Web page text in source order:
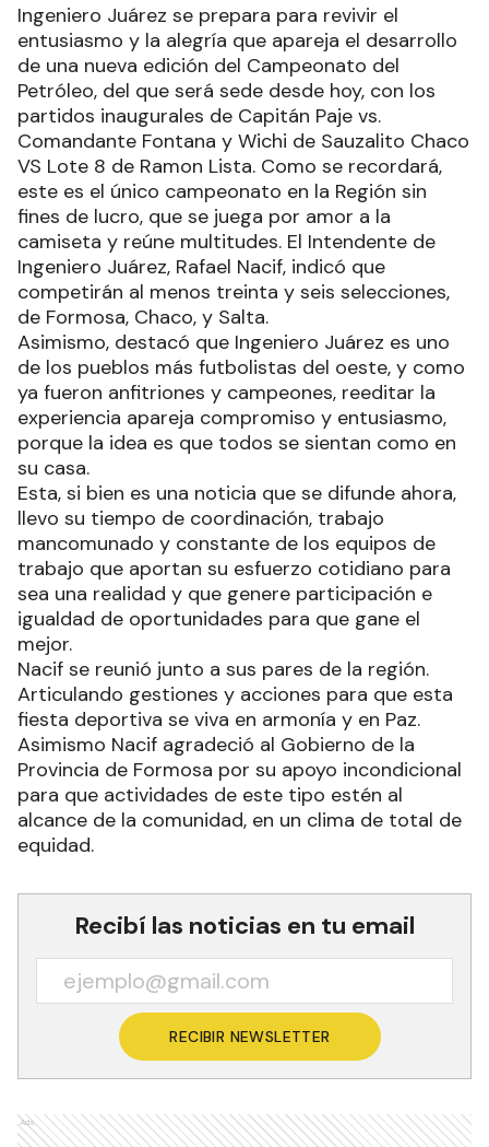
Ingeniero Juárez se prepara para revivir el
entusiasmo y la alegría que apareja el desarrollo
de una nueva edición del Campeonato del
Petróleo, del que será sede desde hoy, con los
partidos inaugurales de Capitán Paje vs.
Comandante Fontana y Wichi de Sauzalito Chaco
VS Lote 8 de Ramon Lista. Como se recordará,
este es el único campeonato en la Región sin
fines de lucro, que se juega por amor a la
camiseta y reúne multitudes. El Intendente de
Ingeniero Juárez, Rafael Nacif, indicó que
competirán al menos treinta y seis selecciones,
de Formosa, Chaco, y Salta.
Asimismo, destacó que Ingeniero Juárez es uno
de los pueblos más futbolistas del oeste, y como
ya fueron anfitriones y campeones, reeditar la
experiencia apareja compromiso y entusiasmo,
porque la idea es que todos se sientan como en
su casa.
Esta, si bien es una noticia que se difunde ahora,
llevo su tiempo de coordinación, trabajo
mancomunado y constante de los equipos de
trabajo que aportan su esfuerzo cotidiano para
sea una realidad y que genere participación e
igualdad de oportunidades para que gane el
mejor.
Nacif se reunió junto a sus pares de la región.
Articulando gestiones y acciones para que esta
fiesta deportiva se viva en armonía y en Paz.
Asimismo Nacif agradeció al Gobierno de la
Provincia de Formosa por su apoyo incondicional
para que actividades de este tipo estén al
alcance de la comunidad, en un clima de total de
equidad.
Recibí las noticias en tu email
RECIBIR NEWSLETTER
Ads